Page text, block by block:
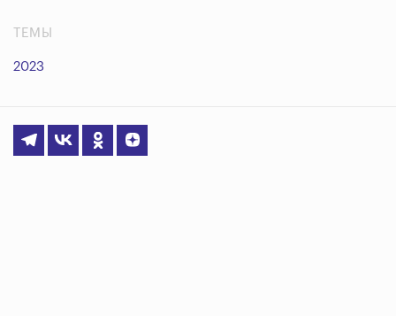
ТЕМЫ
2023